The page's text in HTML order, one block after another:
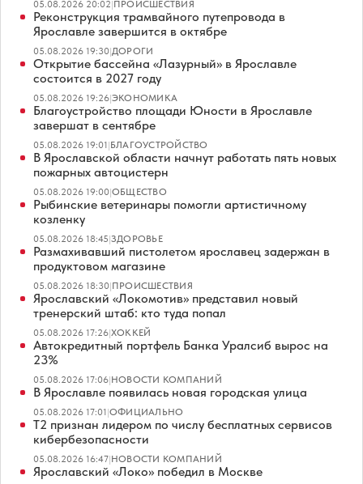
05.08.2026 20:02|ПРОИСШЕСТВИЯ
Реконструкция трамвайного путепровода в
Ярославле завершится в октябре
05.08.2026 19:30|ДОРОГИ
Открытие бассейна «Лазурный» в Ярославле
состоится в 2027 году
05.08.2026 19:26|ЭКОНОМИКА
Благоустройство площади Юности в Ярославле
завершат в сентябре
05.08.2026 19:01|БЛАГОУСТРОЙСТВО
В Ярославской области начнут работать пять новых
пожарных автоцистерн
05.08.2026 19:00|ОБЩЕСТВО
Рыбинские ветеринары помогли артистичному
козленку
05.08.2026 18:45|ЗДОРОВЬЕ
Размахивавший пистолетом ярославец задержан в
продуктовом магазине
05.08.2026 18:30|ПРОИСШЕСТВИЯ
Ярославский «Локомотив» представил новый
тренерский штаб: кто туда попал
05.08.2026 17:26|ХОККЕЙ
Автокредитный портфель Банка Уралсиб вырос на
23%
05.08.2026 17:06|НОВОСТИ КОМПАНИЙ
В Ярославле появилась новая городская улица
05.08.2026 17:01|ОФИЦИАЛЬНО
Т2 признан лидером по числу бесплатных сервисов
кибербезопасности
05.08.2026 16:47|НОВОСТИ КОМПАНИЙ
Ярославский «Локо» победил в Москве